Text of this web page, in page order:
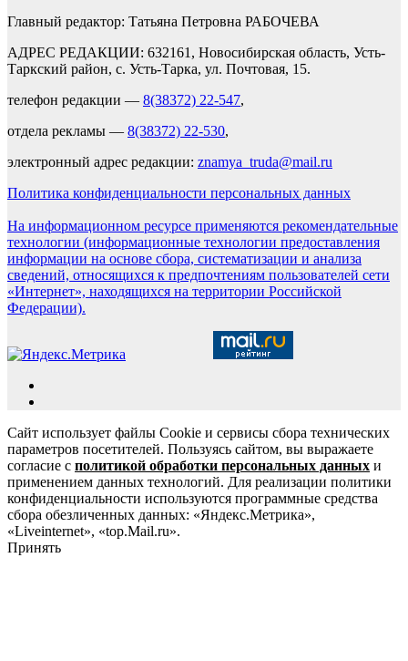
Главный редактор: Татьяна Петровна РАБОЧЕВА
АДРЕС РЕДАКЦИИ: 632161, Новосибирская область, Усть-
Таркский район, с. Усть-Тарка, ул. Почтовая, 15.
телефон редакции — 8(38372) 22-547,
отдела рекламы — 8(38372) 22-530,
электронный адрес редакции: znamya_truda@mail.ru
Политика конфиденциальности персональных данных
На информационном ресурсе применяются рекомендательные
технологии (информационные технологии предоставления
информации на основе сбора, систематизации и анализа
сведений, относящихся к предпочтениям пользователей сети
«Интернет», находящихся на территории Российской
Федерации).
Сайт использует файлы Cookie и сервисы сбора технических
параметров посетителей. Пользуясь сайтом, вы выражаете
согласие с политикой обработки персональных данных и
применением данных технологий. Для реализации политики
конфиденциальности используются программные средства
сбора обезличенных данных: «Яндекс.Метрика»,
«Liveinternet», «top.Mail.ru».
Принять